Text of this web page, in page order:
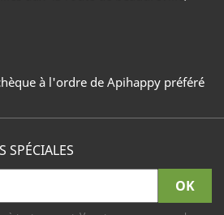
à l'ordre de Apihappy préféré
SPÉCIALES